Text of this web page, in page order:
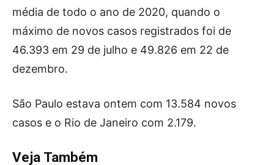
média de todo o ano de 2020, quando o
máximo de novos casos registrados foi de
46.393 em 29 de julho e 49.826 em 22 de
dezembro.
São Paulo estava ontem com 13.584 novos
casos e o Rio de Janeiro com 2.179.
Veja Também